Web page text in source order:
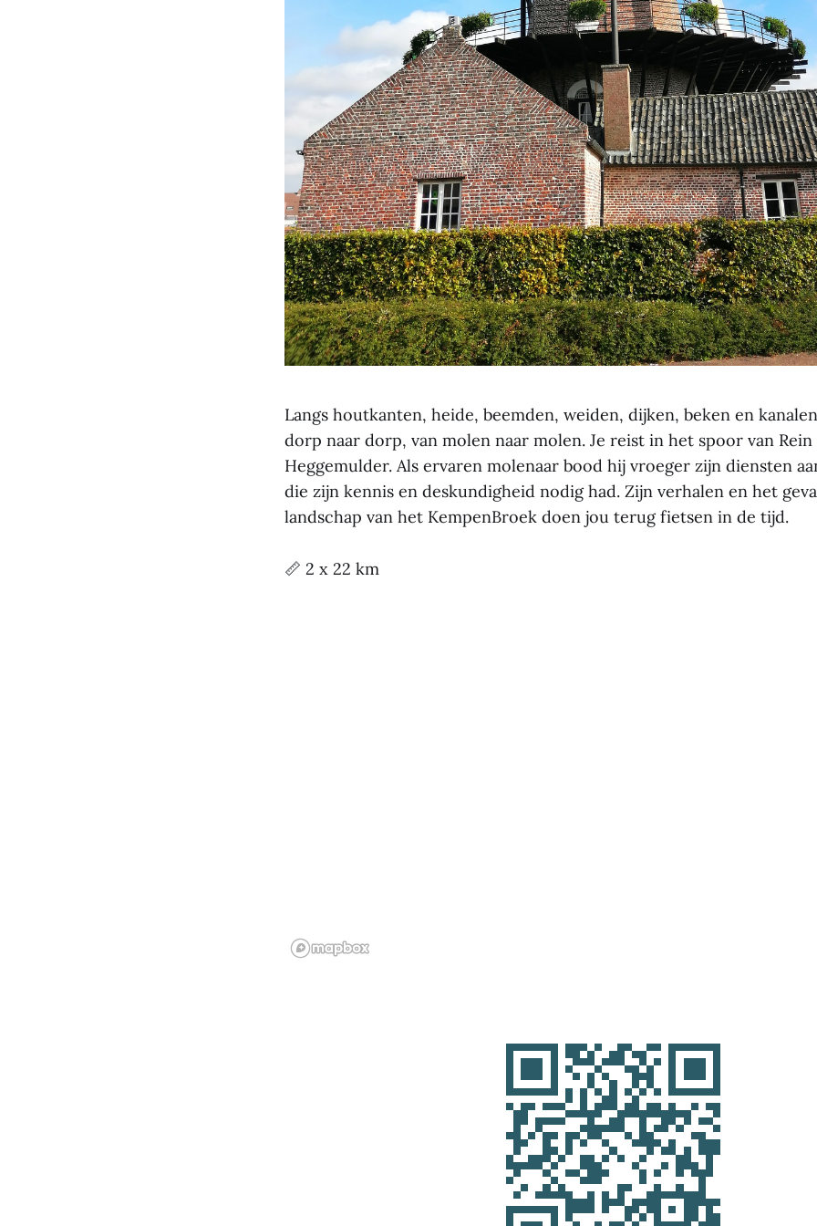
Langs houtkanten, heide, beemden, weiden, dijken, beken en
dorp naar dorp, van molen naar molen. Je reist in het spoor van Rein
Heggemulder. Als ervaren molenaar bood hij vroeger zijn diensten
die zijn kennis en deskundigheid nodig had. Zijn verhalen en het
landschap van het KempenBroek doen jou terug fietsen in de tijd.
📏 2 x 22 km